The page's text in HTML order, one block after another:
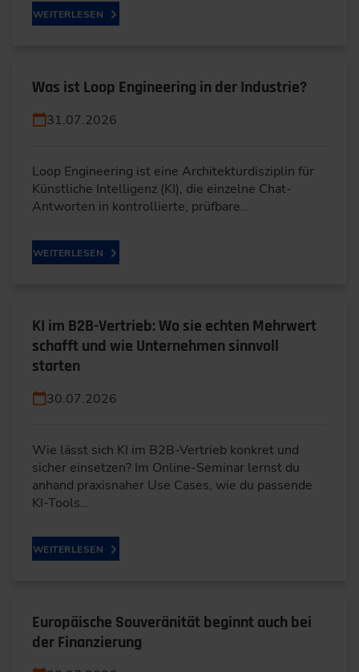
WEITERLESEN
Was ist Loop Engineering in der Industrie?
31.07.2026
Loop Engineering ist eine Architekturdisziplin für
Künstliche Intelligenz (KI), die einzelne Chat-
Antworten in kontrollierte, prüfbare…
WEITERLESEN
KI im B2B-Vertrieb: Wo sie echten Mehrwert
schafft und wie Unternehmen sinnvoll
starten
30.07.2026
Wie lässt sich KI im B2B-Vertrieb konkret und
sicher einsetzen? Im Online-Seminar lernst du
anhand praxisnaher Use Cases, wie du passende
KI-Tools…
WEITERLESEN
Europäische Souveränität beginnt auch bei
der Finanzierung